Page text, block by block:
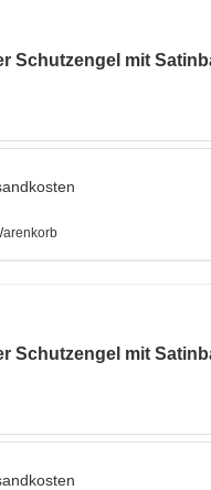
Schutzengel mit
Schutzengel mit